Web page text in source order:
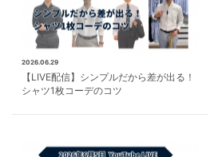
2026.06.29
【LIVE配信】シンプルだから差が出る！
シャツ1枚コーデのコツ